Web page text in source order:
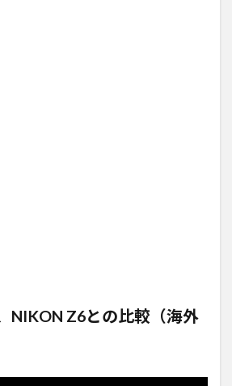
NIKON Z6との比較（海外